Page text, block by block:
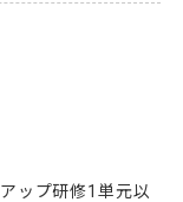
ップ研修1単元以